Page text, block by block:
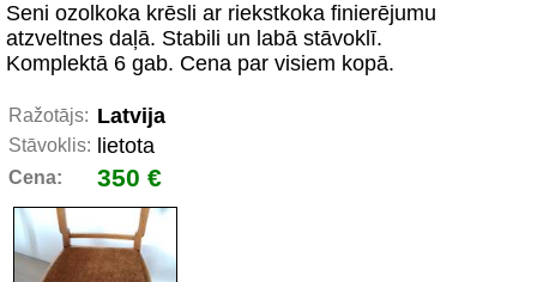
Seni ozolkoka krēsli ar riekstkoka finierējumu
atzveltnes daļā. Stabili un labā stāvoklī.
Komplektā 6 gab. Cena par visiem kopā.
Ražotājs: Latvija
Stāvoklis: lietota
Cena: 350 €